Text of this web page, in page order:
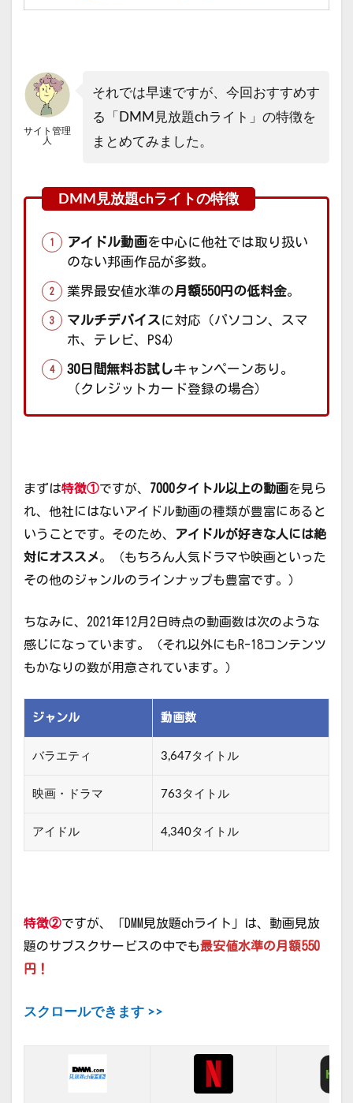
サイト管理
人
それでは早速ですが、今回おすすめす
る「DMM見放題chライト」の特徴を
まとめてみました。
アイドル動画を中心に他社では取り扱い
のない邦画作品が多数。
業界最安値水準の月額550円の低料金。
マルチデバイス に対応（パソコン、スマ
ホ、テレビ、PS4）
30日間無料お試しキャンペーンあり。
（クレジットカード登録の場合）
まずは特徴①ですが、 7000タイトル以上の動画を見ら
れ、他社にはないアイドル動画の種類が豊富にあると
いうことです。そのため、 アイドルが好きな人には絶
対にオススメ。（もちろん人気ドラマや映画といった
その他のジャンルのラインナップも豊富です。）
ちなみに、2021年12月2日時点の動画数は次のような
感じになっています。（それ以外にもR-18コンテンツ
もかなりの数が用意されています。）
ジャンル 動画数
バラエティ 3,647タイトル
映画・ドラマ 763タイトル
アイドル 4,340タイトル
特徴②ですが、「DMM見放題chライト」は、動画見放
題のサブスクサービスの中でも最安値水準の月額550
円！